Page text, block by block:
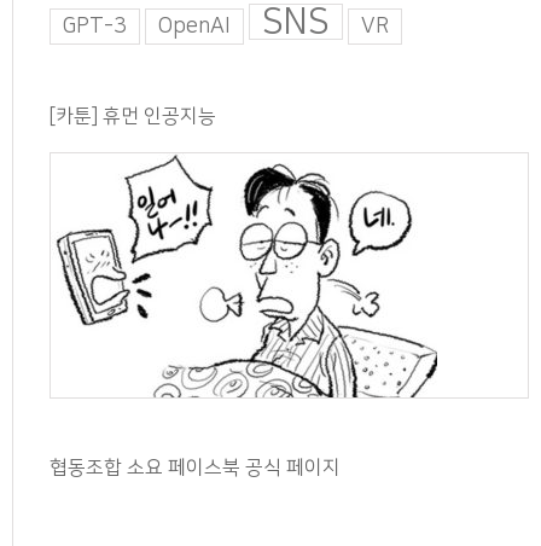
GPT-3 OpenAI SNS VR
[카툰] 휴먼 인공지능
협동조합 소요 페이스북 공식 페이지